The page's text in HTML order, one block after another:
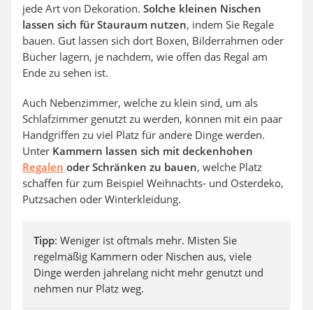
jede Art von Dekoration. Solche kleinen Nischen
lassen sich für Stauraum nutzen, indem Sie Regale
bauen. Gut lassen sich dort Boxen, Bilderrahmen oder
Bücher lagern, je nachdem, wie offen das Regal am
Ende zu sehen ist.
Auch Nebenzimmer, welche zu klein sind, um als
Schlafzimmer genutzt zu werden, können mit ein paar
Handgriffen zu viel Platz für andere Dinge werden.
Unter Kammern lassen sich mit deckenhohen
Regalen oder Schränken zu bauen, welche Platz
schaffen für zum Beispiel Weihnachts- und Osterdeko,
Putzsachen oder Winterkleidung.
Tipp: Weniger ist oftmals mehr. Misten Sie
regelmäßig Kammern oder Nischen aus, viele
Dinge werden jahrelang nicht mehr genutzt und
nehmen nur Platz weg.